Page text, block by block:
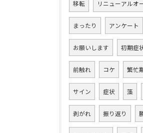
移転 リニューアルオ
まったり アンケート
お願いします 初期症
前触れ コケ 繁忙
サイン 症状 藻
剥がれ 振り返り